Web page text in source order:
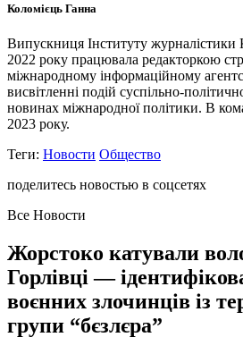
Коломієць Ганна
Випускниця Інституту
2022 року працювала редакторкою
міжнародному інформаційному
висвітленні подій суспільно-
новинах міжнародної політики. В
2023 року.
Теги: Новости Общество
поделитесь новостью в соцсетях
Все Новости
Жорстоко катували
Горлівці —
воєнних злочинців із
групи “бєзлєра”